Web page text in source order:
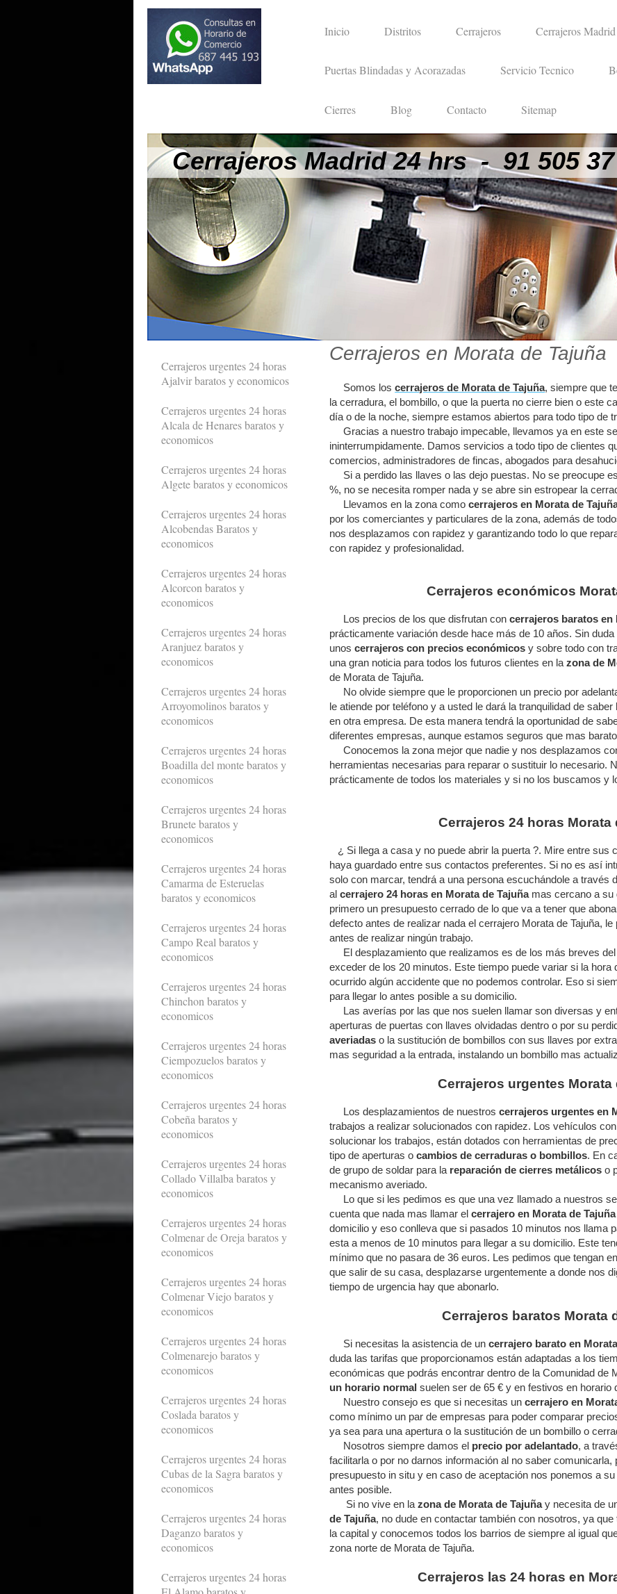
Inicio Distritos Cerrajeros Cerrajeros Madrid
Puertas Blindadas y Acorazadas Servicio Tecnico
Cierres Blog Contacto Sitemap
Cerrajeros Madrid 24 hrs - 91 505
Cerrajeros en Morata de Tajuña
Somos los cerrajeros de Morata de Tajuña, siempre que
la cerradura, el bombillo, o que la puerta no cierre bien o este
día o de la noche, siempre estamos abiertos para todo tipo de
Gracias a nuestro trabajo impecable, llevamos ya en este
ininterrumpidamente. Damos servicios a todo tipo de clientes
comercios, administradores de fincas, abogados para
Si a perdido las llaves o las dejo puestas. No se preocupe
%, no se necesita romper nada y se abre sin estropear la
Llevamos en la zona comocerrajeros en Morata de
por los comerciantes y particulares de la zona, además de
nos desplazamos con rapidez y garantizando todo lo que
con rapidez y profesionalidad.
Cerrajeros económicos
Los precios de los que disfrutan concerrajeros baratos en
prácticamente variación desde hace más de 10 años. Sin
unoscerrajeros con precios económicos y sobre todo con
una gran noticia para todos los futuros clientes en lazona de
de Morata de Tajuña.
No olvide siempre que le proporcionen un precio por
le atiende por teléfono y a usted le dará la tranquilidad de
en otra empresa. De esta manera tendrá la oportunidad de
diferentes empresas, aunque estamos seguros que mas
Conocemos la zona mejor que nadie y nos desplazamos
herramientas necesarias para reparar o sustituir lo necesario.
prácticamente de todos los materiales y si no los buscamos y
Cerrajeros 24 horas Morata
¿ Si llega a casa y no puede abrir la puerta ?. Mire entre sus
haya guardado entre sus contactos preferentes. Si no es así
solo con marcar, tendrá a una persona escuchándole a través
alcerrajero 24 horas en Morata de Tajuñamas cercano a su
primero un presupuesto cerrado de lo que va a tener que
defecto antes de realizar nada el cerrajero Morata de Tajuña,
antes de realizar ningún trabajo.
El desplazamiento que realizamos es de los más breves
exceder de los 20 minutos. Este tiempo puede variar si la hora
ocurrido algún accidente que no podemos controlar. Eso si
para llegar lo antes posible a su domicilio.
Las averías por las que nos suelen llamar son diversas y
aperturas de puertas con llaves olvidadas dentro o por su
averiadas o la sustitución de bombillos con sus llaves por
mas seguridad a la entrada, instalando un bombillo mas
Cerrajeros urgentes Morata
Los desplazamientos de nuestroscerrajeros urgentes en
trabajos a realizar solucionados con rapidez. Los vehículos
solucionar los trabajos, están dotados con herramientas de
tipo de aperturas ocambios de cerraduras o bombillos. En
de grupo de soldar para la reparación de cierres metálicos o
mecanismo averiado.
Lo que si les pedimos es que una vez llamado a nuestros
cuenta que nada mas llamar elcerrajero en Morata de Tajuña
domicilio y eso conlleva que si pasados 10 minutos nos llama
esta a menos de 10 minutos para llegar a su domicilio. Este
mínimo que no pasara de 36 euros. Les pedimos que tengan
que salir de su casa, desplazarse urgentemente a donde nos
tiempo de urgencia hay que abonarlo.
Cerrajeros baratos Morata
Si necesitas la asistencia de uncerrajero barato en
duda las tarifas que proporcionamos están adaptadas a los
económicas que podrás encontrar dentro de la Comunidad de
un horario normal suelen ser de 65 € y en festivos en horario
Nuestro consejo es que si necesitas uncerrajero en
como mínimo un par de empresas para poder comparar
ya sea para una apertura o la sustitución de un bombillo o
Nosotros siempre damos el precio por adelantado, a
facilitarla o por no darnos información al no saber comunicarla,
presupuesto in situ y en caso de aceptación nos ponemos a
antes posible.
Si no vive en lazona de Morata de Tajuñay necesita de
de Tajuña, no dude en contactar también con nosotros, ya
la capital y conocemos todos los barrios de siempre al igual
zona norte de Morata de Tajuña.
Cerrajeros las 24 horas en
Cerrajeros urgentes 24 horas
Ajalvir baratos y economicos
Cerrajeros urgentes 24 horas
Alcala de Henares baratos y
economicos
Cerrajeros urgentes 24 horas
Algete baratos y economicos
Cerrajeros urgentes 24 horas
Alcobendas Baratos y
economicos
Cerrajeros urgentes 24 horas
Alcorcon baratos y
economicos
Cerrajeros urgentes 24 horas
Aranjuez baratos y
economicos
Cerrajeros urgentes 24 horas
Arroyomolinos baratos y
economicos
Cerrajeros urgentes 24 horas
Boadilla del monte baratos y
economicos
Cerrajeros urgentes 24 horas
Brunete baratos y
economicos
Cerrajeros urgentes 24 horas
Camarma de Esteruelas
baratos y economicos
Cerrajeros urgentes 24 horas
Campo Real baratos y
economicos
Cerrajeros urgentes 24 horas
Chinchon baratos y
economicos
Cerrajeros urgentes 24 horas
Ciempozuelos baratos y
economicos
Cerrajeros urgentes 24 horas
Cobeña baratos y
economicos
Cerrajeros urgentes 24 horas
Collado Villalba baratos y
economicos
Cerrajeros urgentes 24 horas
Colmenar de Oreja baratos y
economicos
Cerrajeros urgentes 24 horas
Colmenar Viejo baratos y
economicos
Cerrajeros urgentes 24 horas
Colmenarejo baratos y
economicos
Cerrajeros urgentes 24 horas
Coslada baratos y
economicos
Cerrajeros urgentes 24 horas
Cubas de la Sagra baratos y
economicos
Cerrajeros urgentes 24 horas
Daganzo baratos y
economicos
Cerrajeros urgentes 24 horas